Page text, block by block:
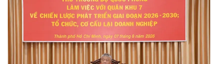
Thiếu tướng Đinh Hồng Tiếng, Ủy viên Thường vụ Tỉnh ủy, Chỉ
huy trưởng Bộ CHQS tỉnh Lâm Đồng chủ trì hội nghị.